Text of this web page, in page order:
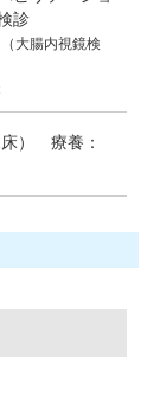
診
（大腸内視鏡検
） 療養：